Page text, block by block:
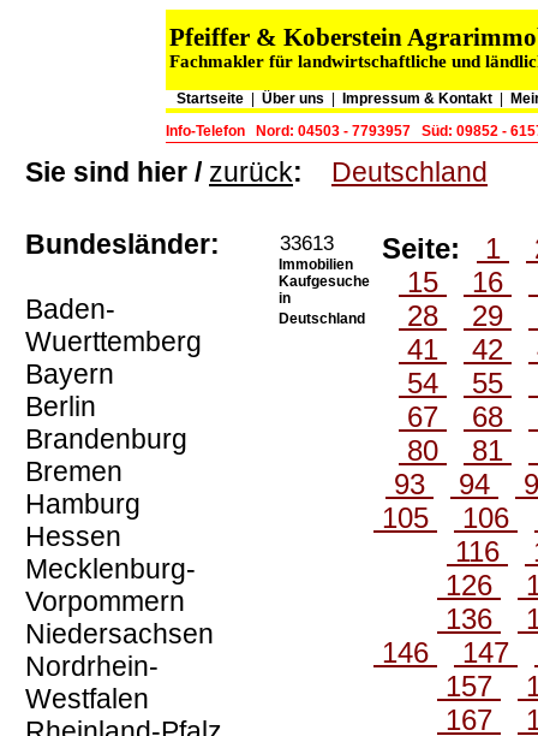
Pfeiffer & Koberstein
Fachmakler für landwirtschaftliche und
Startseite Über uns Impressum & Kontakt
Info-Telefon
Nord: 04503 - 7793957 Süd: 09852 -
Sie sind hier / zurück: Deutschland
Bundesländer:
Baden-
Wuerttemberg
Bayern
Berlin
Brandenburg
Bremen
Hamburg
Hessen
Mecklenburg-
Vorpommern
Niedersachsen
Nordrhein-
Westfalen
33613
Immobilien
Kaufgesuche
in
Deutschland
Seite: 1
15
16
28
29
41
42
54
55
67
68
80
81
93
94
105
106
116
126
136
146
147
157
167